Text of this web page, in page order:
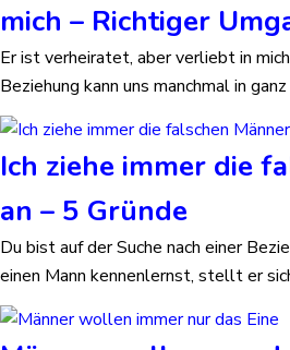
mich – Richtiger
Er ist verheiratet, aber verliebt in
Beziehung kann uns manchmal in
Ich ziehe immer die
an – 5 Gründe
Du bist auf der Suche nach einer
einen Mann kennenlernst, stellt er